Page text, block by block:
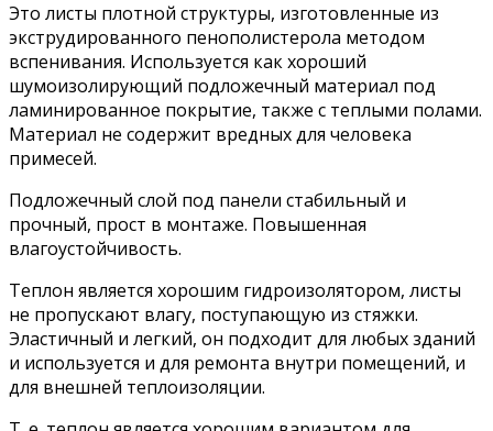
Это листы плотной структуры, изготовленные из
экструдированного пенополистерола методом
вспенивания. Используется как хороший
шумоизолирующий подложечный материал под
ламинированное покрытие, также с теплыми полами.
Материал не содержит вредных для человека
примесей.
Подложечный слой под панели стабильный и
прочный, прост в монтаже. Повышенная
влагоустойчивость.
Теплон является хорошим гидроизолятором, листы
не пропускают влагу, поступающую из стяжки.
Эластичный и легкий, он подходит для любых зданий
и используется и для ремонта внутри помещений, и
для внешней теплоизоляции.